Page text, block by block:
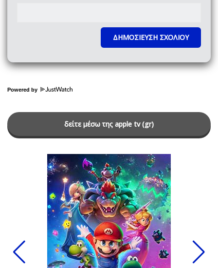
Powered by
δείτε μέσω της apple tv (gr)